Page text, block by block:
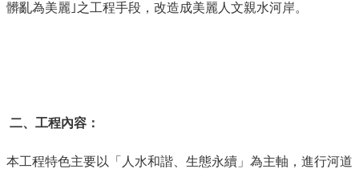
髒亂為美麗｣之工程手段，改造成美麗人文親水河岸。
二、工程內容：
本工程特色主要以「人水和諧、生態永續」為主軸，進行河道